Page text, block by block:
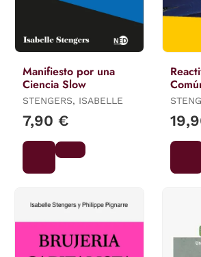
Manifiesto por una
Ciencia Slow
STENGERS, ISABELLE
7,90 €